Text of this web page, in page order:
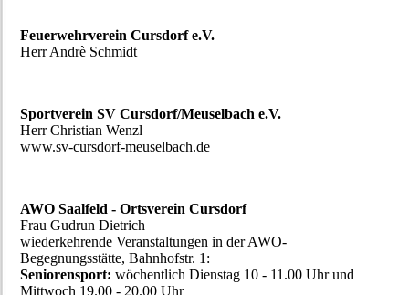
Feuerwehrverein Cursdorf e.V.
Herr Andrè Schmidt
Sportverein SV Cursdorf/Meuselbach e.V.
Herr Christian Wenzl
www.sv-cursdorf-meuselbach.de
AWO Saalfeld - Ortsverein Cursdorf
Frau Gudrun Dietrich
wiederkehrende Veranstaltungen in der AWO-
Begegnungsstätte, Bahnhofstr. 1:
Seniorensport: wöchentlich Dienstag 10 - 11.00 Uhr und
Mittwoch 19.00 - 20.00 Uhr